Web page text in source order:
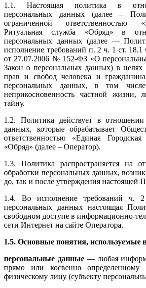
1.1. Настоящая политика в
персональных данных (далее –
ограниченной ответственностью
Ритуальная служба «Обряд» в
персональных данных (далее —
исполнение требований п. 2 ч. 1 ст. 18.1
от 27.07.2006 № 152-ФЗ «О
Закон о персональных данных) в целях
прав и свобод человека и
персональных данных, в том
неприкосновенность частной
тайну.
1.2. Политика действует в
данных, которые обрабатывает
ответственностью «Единая
«Обряд» (далее – Оператор).
1.3. Политика распространяется на
обработки персональных данных,
до, так и после утверждения настоящей
1.4. Во исполнение требований ч.
персональных данных настоящая
свободном доступе в информационно-
сети Интернет на сайте Оператора.
1.5. Основные понятия, используемые
персональные данные— любая
прямо или косвенно определенному
физическому лицу (субъекту